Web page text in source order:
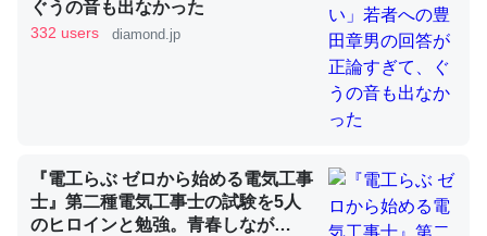
かりやすく強くなりそう
─GPTの仕組みと限界についての考察（１） - conceptualization
昆虫ってカルシウム少ないのか。知らんかった。調べたら
コオロギのカルシウム分はエビの600分の1程度。
ぐうの音も出なかった
332 users diamond.jp
『電工らぶ ゼロから始める電気工事
士』第二種電気工事士の試験を5人
のヒロインと勉強。青春しなが